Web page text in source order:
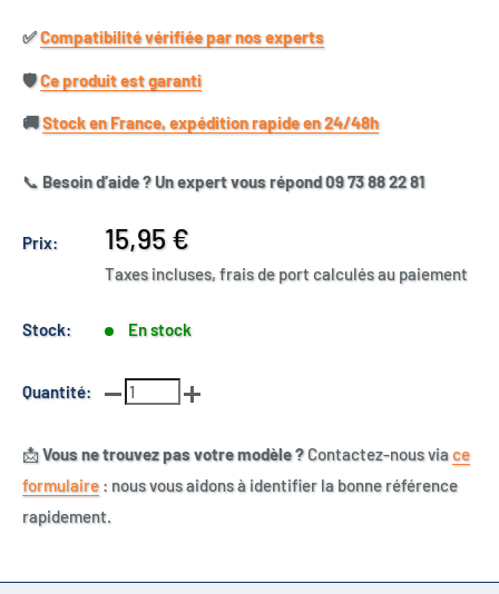
✅​Compatibilité vérifiée par nos experts
🛡️​Ce produit est garanti
🚚​Stock en France, expédition rapide en 24/48h
📞 Besoin d’aide ? Un expert vous répond 09 73 88 22 81
Prix:
Prix
réduit
15,95 €
Taxes incluses, frais de port calculés au paiement
Stock: En stock
Quantité:
📩Vous ne trouvez pas votre modèle ?Contactez-nous viace
formulaire : nous vous aidons à identifier la bonne référence
rapidement.